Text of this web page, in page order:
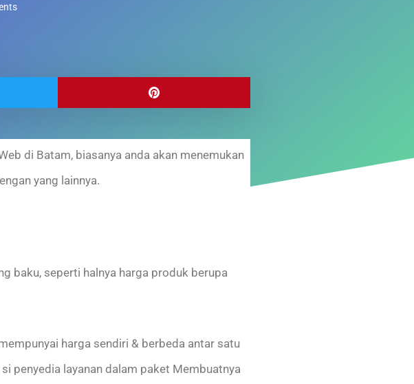
di Batam, biasanya anda akan menemukan
yang lainnya.
baku, seperti halnya harga produk berupa
harga sendiri & berbeda antar satu
penyedia layanan dalam paket Membuatnya